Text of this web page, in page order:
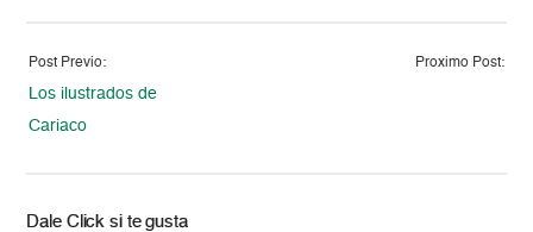
Post Previo:
Los ilustrados de
Cariaco
Proximo Post:
Dale Click si te gusta